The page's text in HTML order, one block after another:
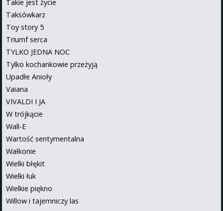
Takie jest życie
Taksówkarz
Toy story 5
Triumf serca
TYLKO JEDNA NOC
Tylko kochankowie przeżyją
Upadłe Anioły
Vaiana
VIVALDI I JA
W trójkącie
Wall-E
Wartość sentymentalna
Wałkonie
Wielki błękit
Wielki łuk
Wielkie piękno
Willow i tajemniczy las